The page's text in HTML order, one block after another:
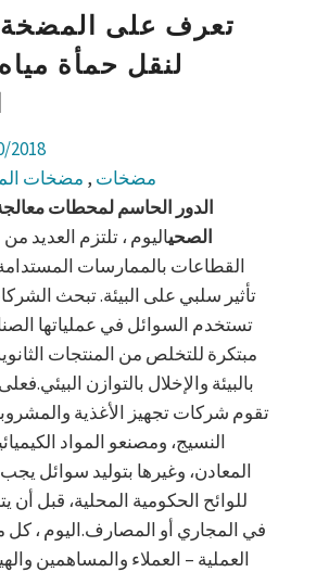
تعرف على
لنقل حمأة
2018
مضخات , مضخات
الدور الحاسم لمحطات
الصحياليوم ، تلتزم العديد
القطاعات بالممارسات
تأثير سلبي على البيئة. تبحث
تستخدم السوائل في عملياتها
مبتكرة للتخلص من المنتجات
بالبيئة والإخلال بالتوازن
تقوم شركات تجهيز الأغذية
النسيج، ومصنعو المواد
المعادن، وغيرها بتوليد سوائل يجب
للوائح الحكومية المحلية، قبل أن
في المجاري أو المصارف.اليوم ،
العملية – العملاء والمساهمين